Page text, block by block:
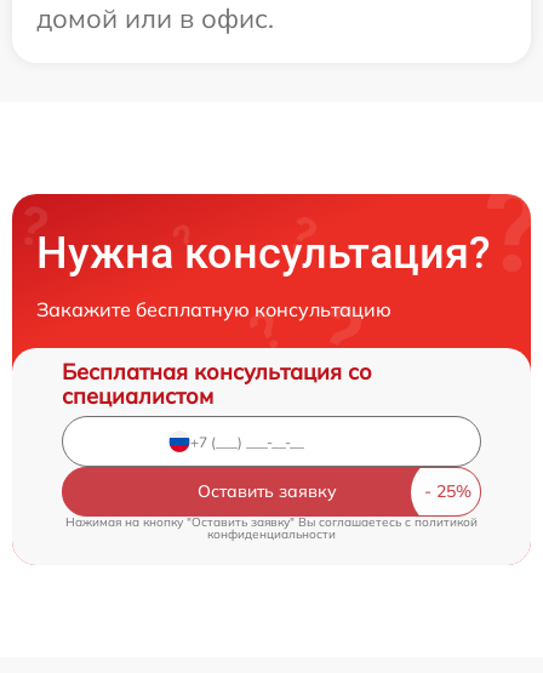
домой или в офис.
Нужна консультация?
Закажите бесплатную консультацию
Бесплатная консультация со
специалистом
Оставить заявку
Нажимая на кнопку "Оставить заявку" Вы соглашаетесь cполитикой
конфиденциальности